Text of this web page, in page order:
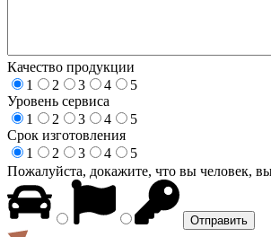
Качество продукции
1
2 3 4
5
Уровень сервиса
1
2 3 4
5
Срок изготовления
1
2 3 4
5
Пожалуйста, докажите, что вы человек,